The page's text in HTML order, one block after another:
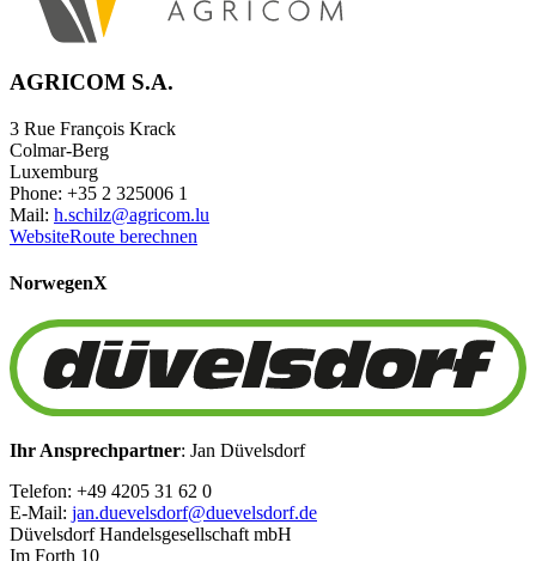
AGRICOM S.A.
3 Rue François Krack
Colmar-Berg
Luxemburg
Phone: +35 2 325006 1
Mail: h.schilz@agricom.lu
WebsiteRoute berechnen
NorwegenX
Ihr Ansprechpartner: Jan Düvelsdorf
Telefon: +49 4205 31 62 0
E-Mail: jan.duevelsdorf@duevelsdorf.de
Düvelsdorf Handelsgesellschaft mbH
Im Forth 10